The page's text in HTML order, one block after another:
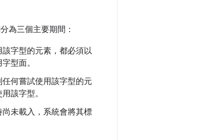
為三個主要期間：
字型的元素，都必須以
型面。
何嘗試使用該字型的元
該字型。
未載入，系統會將其標